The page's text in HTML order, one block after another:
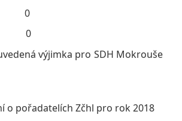
0
0
výjimka pro SDH Mokrouše
o pořadatelích Zčhl pro rok 2018